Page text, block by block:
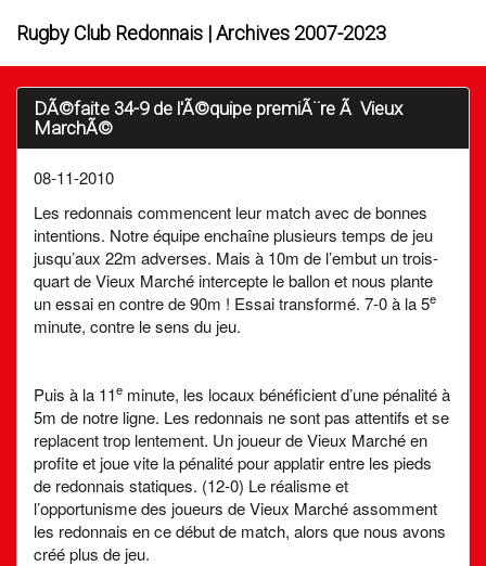
Rugby Club Redonnais | Archives 2007-2023
DÃ©faite 34-9 de l'Ã©quipe premiÃ¨re Ã Vieux
MarchÃ©
08-11-2010
Les redonnais commencent leur match avec de bonnes
intentions. Notre équipe enchaîne plusieurs temps de jeu
jusqu’aux 22m adverses. Mais à 10m de l’embut un trois-
quart de Vieux Marché intercepte le ballon et nous plante
un essai en contre de 90m ! Essai transformé. 7-0 à la 5e
minute, contre le sens du jeu.
Puis à la 11e minute, les locaux bénéficient d’une pénalité à
5m de notre ligne. Les redonnais ne sont pas attentifs et se
replacent trop lentement. Un joueur de Vieux Marché en
profite et joue vite la pénalité pour applatir entre les pieds
de redonnais statiques. (12-0) Le réalisme et
l’opportunisme des joueurs de Vieux Marché assomment
les redonnais en ce début de match, alors que nous avons
créé plus de jeu.